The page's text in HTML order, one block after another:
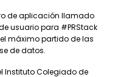
de aplicación llamado
usuario para #PRStack
máximo partido de las
de datos.
Instituto Colegiado de